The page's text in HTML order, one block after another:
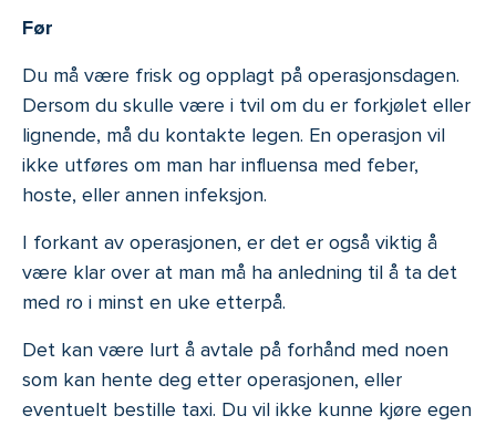
Før
Du må være frisk og opplagt på operasjonsdagen.
Dersom du skulle være i tvil om du er forkjølet eller
lignende, må du kontakte legen. En operasjon vil
ikke utføres om man har influensa med feber,
hoste, eller annen infeksjon.
I forkant av operasjonen, er det er også viktig å
være klar over at man må ha anledning til å ta det
med ro i minst en uke etterpå.
Det kan være lurt å avtale på forhånd med noen
som kan hente deg etter operasjonen, eller
eventuelt bestille taxi. Du vil ikke kunne kjøre egen